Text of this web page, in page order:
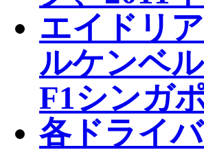
エイドリ
ルケンベ
F1シンガ
各ドライ